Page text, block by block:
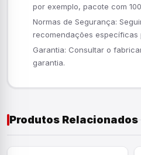
por exemplo, pacote com
Normas de Segurança:
recomendações específicas
Garantia: Consultar o
garantia.
Produtos Relacionados